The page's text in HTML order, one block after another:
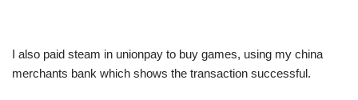
I also paid steam in unionpay to buy games, using my china
merchants bank which shows the transaction successful.